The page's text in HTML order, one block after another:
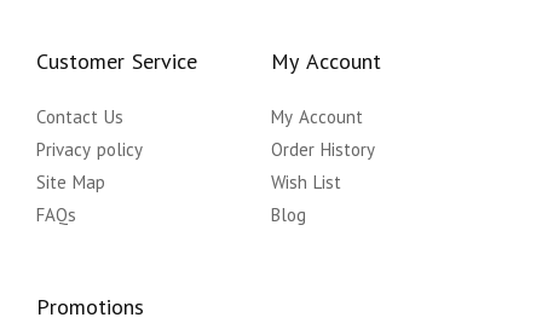
Customer Service
Contact Us
Privacy policy
Site Map
FAQs
My Account
My Account
Order History
Wish List
Blog
Promotions